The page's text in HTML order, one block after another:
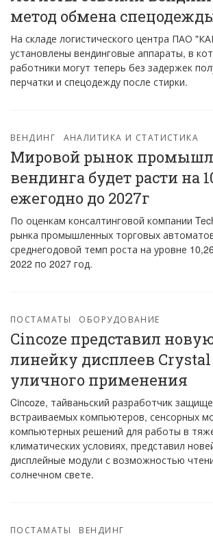
метод обмена
На складе логистического центра ПАО
установлены вендинговые аппараты, в
работники могут теперь без задержек
перчатки и спецодежду после стирки.
ВЕНДИНГ АНАЛИТИКА И СТАТИСТИКА
Мировой рынок
вендинга будет расти на
ежегодно до 2027г
По оценкам консалтинговой компании
рынка промышленных торговых
среднегодовой темп роста на уровне
2022 по 2027 год.
ПОСТАМАТЫ ОБОРУДОВАНИЕ
Cincoze представил
линейку дисплеев
уличного применения
Cincoze, тайваньский разработчик
встраиваемых компьютеров, сенсорных
компьютерных решений для работы в
климатических условиях, представил
дисплейные модули с возможностью
солнечном свете.
ПОСТАМАТЫ ВЕНДИНГ